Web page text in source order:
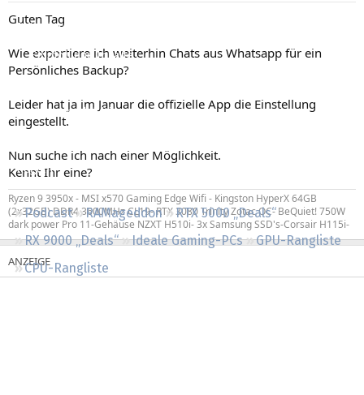
Aktuelles
Empfohlene Inhalte
Neueste Aktivitäten
Regeln
Podcast RAMageddon
RTX 5000 „Deals“
RX 9000 „Deals“
Ideale Gaming-PCs
GPU-Rangliste
CPU-Rangliste
r
Guten Tag
Wie exportiere ich weiterhin Chats aus Whatsapp für ein
Persönliches Backup?
Leider hat ja im Januar die offizielle App die Einstellung
eingestellt.
Nun suche ich nach einer Möglichkeit.
Kennt Ihr eine?
Ryzen 9 3950x - MSI x570 Gaming Edge Wifi - Kingston HyperX 64GB
(2x32GB) DDR4 3600MHz CL19- RTX 3080 Trinity Zotac OC- BeQuiet! 750W
dark power Pro 11-Gehäuse NZXT H510i- 3x Samsung SSD's-Corsair H115i-